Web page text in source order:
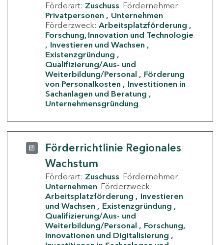
Förderart: Zuschuss Fördernehmer:
Privatpersonen
Unternehmen
Förderzweck: Arbeitsplatzförderung
Forschung, Innovation und Technologie
Investieren und Wachsen
Existenzgründung
Qualifizierung/Aus- und
Weiterbildung/Personal
Förderung
von Personalkosten
Investitionen in
Sachanlagen und Beratung
Unternehmensgründung
Förderrichtlinie Regionales
Wachstum
Förderart: Zuschuss Fördernehmer:
Unternehmen Förderzweck:
Arbeitsplatzförderung
Investieren
und Wachsen
Existenzgründung
Qualifizierung/Aus- und
Weiterbildung/Personal
Forschung,
Innovationen und Digitalisierung